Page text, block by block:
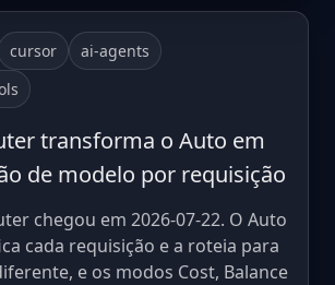
cursor
ai-agents
transforma o Auto em
de modelo por requisição
chegou em 2026-07-22. O Auto
cada requisição e a roteia para
e os modos Cost, Balance